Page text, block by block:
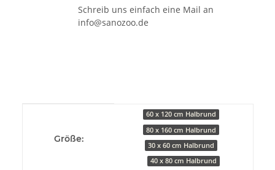
Schreib uns einfach eine Mail an
info@sanozoo.de
Größe:
60 x 120 cm Halbrund
80 x 160 cm Halbrund
30 x 60 cm Halbrund
40 x 80 cm Halbrund